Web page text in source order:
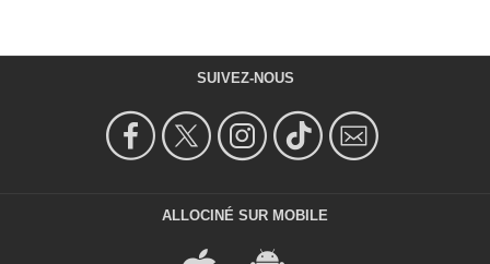
SUIVEZ-NOUS
ALLOCINÉ SUR MOBILE